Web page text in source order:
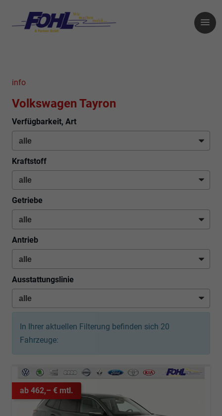
info
Volkswagen Tayron
Verfügbarkeit, Art
Kraftstoff
Getriebe
Antrieb
Ausstattungslinie
In Ihrer aktuellen Filterung befinden sich 20
Fahrzeuge:
ab 462,– € mtl.